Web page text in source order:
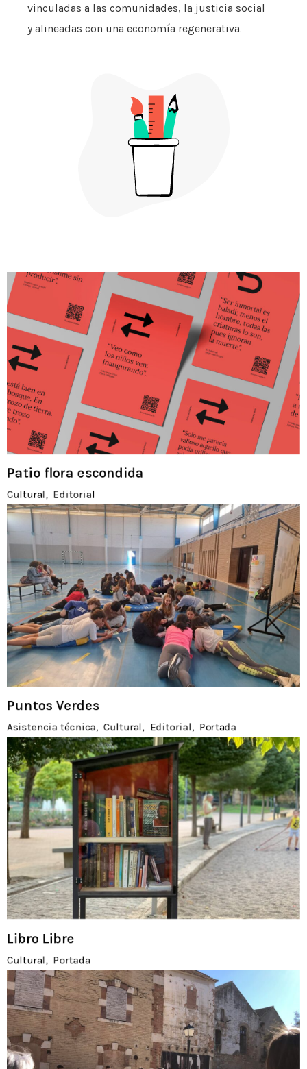
vinculadas a las comunidades, la justicia social
y alineadas con una economía regenerativa.
Patio flora escondida
Cultural Editorial
Puntos Verdes
Asistencia técnica Cultural Editorial Portada
Libro Libre
Cultural Portada